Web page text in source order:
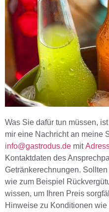
Was Sie dafür tun müssen,
mir eine Nachricht an meine
info@gastrodus.de mit
Kontaktdaten des
Getränkerechnungen.
wie zum Beispiel
wissen, um Ihren Preis
Hinweise zu Konditionen